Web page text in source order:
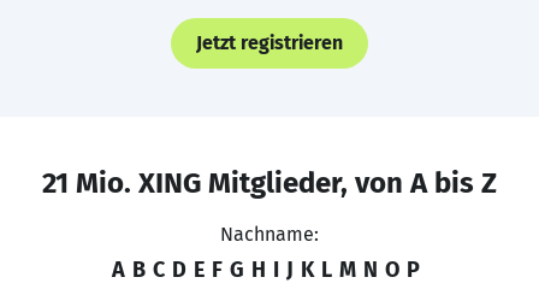
Jetzt registrieren
21 Mio. XING Mitglieder, von A bis Z
Nachname:
A B C D E F G H I J K L M N O P